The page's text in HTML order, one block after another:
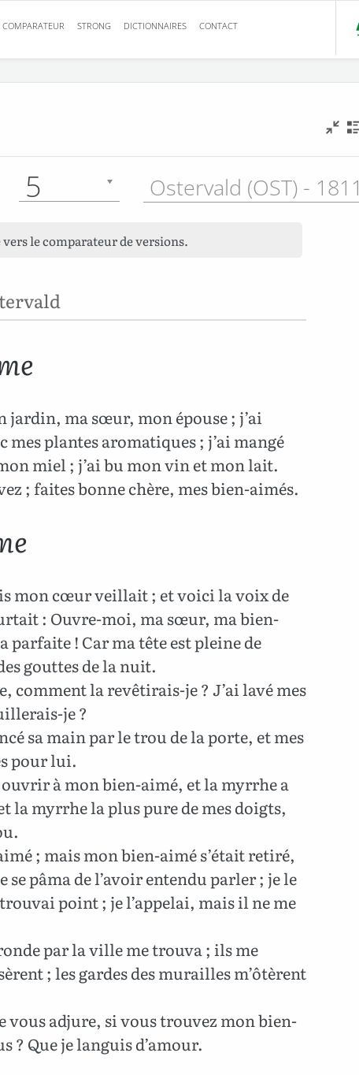
COMPARATEUR STRONG DICTIONNAIRES CONTACT
5 Ostervald (OST) - 1811
le comparateur de versions.
jardin, ma sœur, mon épouse ; j’ai
plantes aromatiques ; j’ai mangé
miel ; j’ai bu mon vin et mon lait.
; faites bonne chère, mes bien-aimés.
mon cœur veillait ; et voici la voix de
: Ouvre-moi, ma sœur, ma bien-
parfaite ! Car ma tête est pleine de
gouttes de la nuit.
comment la revêtirais-je ? J’ai lavé mes
je ?
sa main par le trou de la porte, et mes
pour lui.
ouvrir à mon bien-aimé, et la myrrhe a
la myrrhe la plus pure de mes doigts,
; mais mon bien-aimé s’était retiré,
se pâma de l’avoir entendu parler ; je le
point ; je l’appelai, mais il ne me
par la ville me trouva ; ils me
; les gardes des murailles m’ôtèrent
vous adjure, si vous trouvez mon bien-
? Que je languis d’amour.